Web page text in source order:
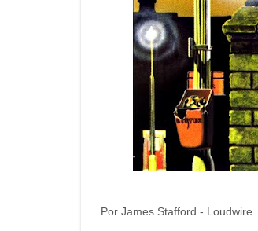
Por James Stafford - Loudwire.